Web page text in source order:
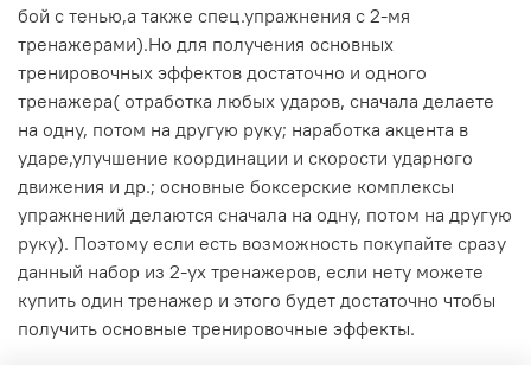
бой с тенью,а также спец.упражнения с 2-мя
тренажерами).Но для получения основных
тренировочных эффектов достаточно и одного
тренажера( отработка любых ударов, сначала делаете
на одну, потом на другую руку; наработка акцента в
ударе,улучшение координации и скорости ударного
движения и др.; основные боксерские комплексы
упражнений делаются сначала на одну, потом на другую
руку). Поэтому если есть возможность покупайте сразу
данный набор из 2-ух тренажеров, если нету можете
купить один тренажер и этого будет достаточно чтобы
получить основные тренировочные эффекты.